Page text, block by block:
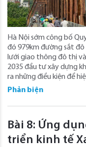
Hà Nội sớm công bố
đó 979km đường sắt
lưới giao thông đô thị
2035 đầu tư xây dựng
ra những điều kiện để
Phản biện
Bài 8: Ứng
triển kinh tế